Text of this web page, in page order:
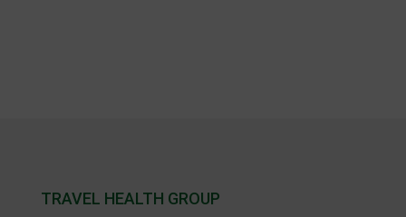
TRAVEL HEALTH GROUP